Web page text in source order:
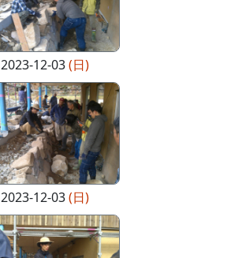
2023-12-03(日)
2023-12-03(日)